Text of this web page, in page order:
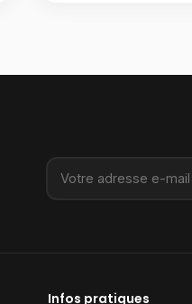
Infos pratiques